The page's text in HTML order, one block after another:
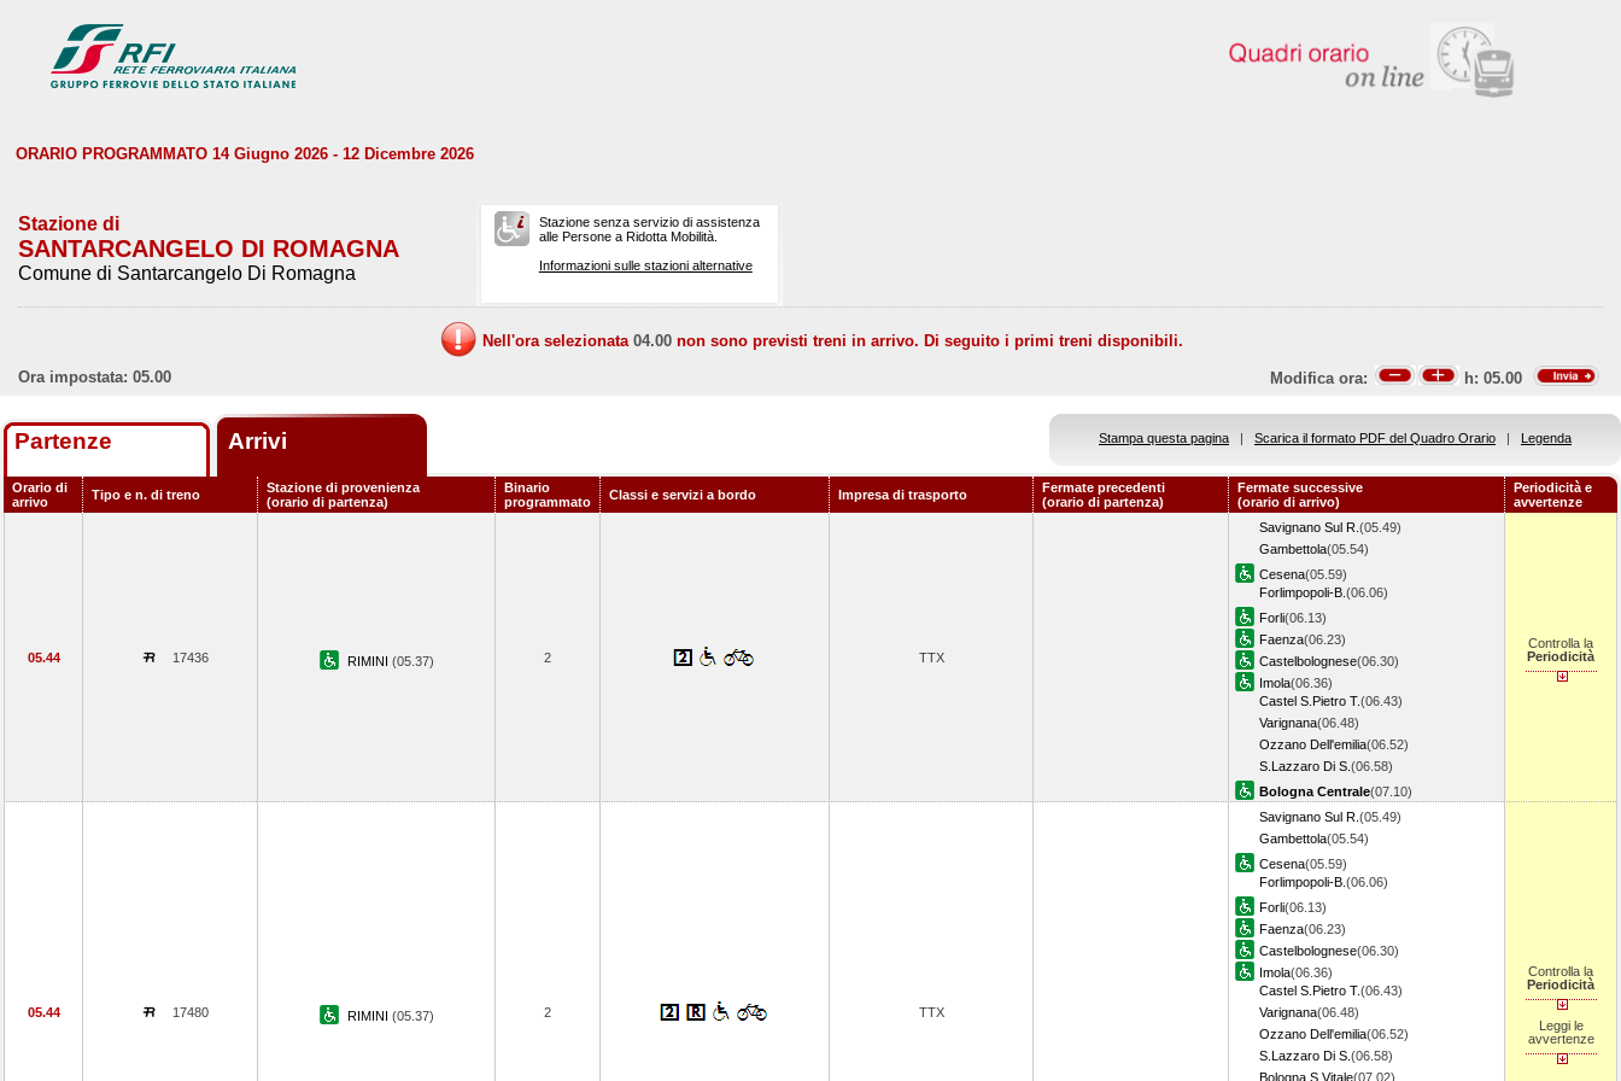
ORARIO PROGRAMMATO 14 Giugno 2026 - 12 Dicembre 2026
Stazione di
SANTARCANGELO DI ROMAGNA
Comune di Santarcangelo Di Romagna
Stazione senza servizio di assistenza
alle Persone a Ridotta Mobilità.
Informazioni sulle stazioni alternative
Nell'ora selezionata 04.00 non sono previsti treni in arrivo. Di seguito i primi treni disponibili.
Ora impostata: 05.00
Modifica ora: h: 05.00
Partenze Arrivi Stampa questa pagina | Scarica il formato PDF del Quadro Orario | Legenda
Orario di
arrivo
Tipo e n. di treno
Stazione di provenienza
(orario di partenza)
Binario
programmato
Classi e servizi a bordo Impresa di trasporto
Fermate precedenti
(orario di partenza)
Fermate successive
(orario di arrivo)
Periodicità e
avvertenze
05.44 17436 RIMINI (05.37) 2 TTX
Savignano Sul R. (05.49)
Gambettola(05.54)
Cesena(05.59)
Forlimpopoli-B. (06.06)
Forli(06.13)
Faenza(06.23)
Castelbolognese(06.30)
Imola(06.36)
Castel S.Pietro T.(06.43)
Varignana(06.48)
Ozzano Dell'emilia(06.52)
S.Lazzaro Di S. (06.58)
Bologna Centrale(07.10)
Controlla la
Periodicità
05.44 17480 RIMINI (05.37) 2 TTX
Savignano Sul R. (05.49)
Gambettola(05.54)
Cesena(05.59)
Forlimpopoli-B. (06.06)
Forli(06.13)
Faenza(06.23)
Castelbolognese(06.30)
Imola(06.36)
Castel S.Pietro T.(06.43)
Varignana(06.48)
Ozzano Dell'emilia(06.52)
S.Lazzaro Di S. (06.58)
Bologna S.Vitale(07.02)
Controlla la
Periodicità
Leggi le
avvertenze